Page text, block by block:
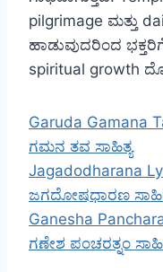
pilgrimage ಮತ್ತು
ಹಾಡುವುದರಿಂದ
spiritual growth
Garuda Gamana
ಗಮನ ತವ ಸಾಹಿತ್ಯ
Jagadodharana
ಜಗದೋಷಧಾರಣ
Ganesha
ಗಣೇಶ ಪಂಚರತ್ನಂ